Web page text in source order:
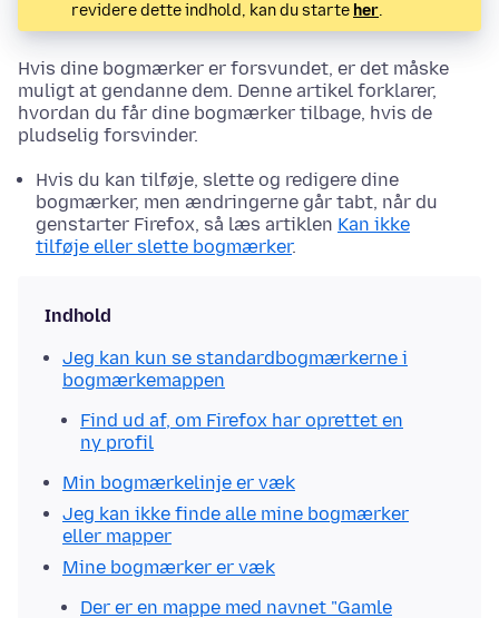
revidere dette indhold, kan du starte her.
Hvis dine bogmærker er forsvundet, er det måske
muligt at gendanne dem. Denne artikel forklarer,
hvordan du får dine bogmærker tilbage, hvis de
pludselig forsvinder.
Hvis du kan tilføje, slette og redigere dine
bogmærker, men ændringerne går tabt, når du
genstarter Firefox, så læs artiklen Kan ikke
tilføje eller slette bogmærker.
Indhold
Jeg kan kun se standardbogmærkerne i
bogmærkemappen
Find ud af, om Firefox har oprettet en
ny profil
Min bogmærkelinje er væk
Jeg kan ikke finde alle mine bogmærker
eller mapper
Mine bogmærker er væk
Der er en mappe med navnet "Gamle